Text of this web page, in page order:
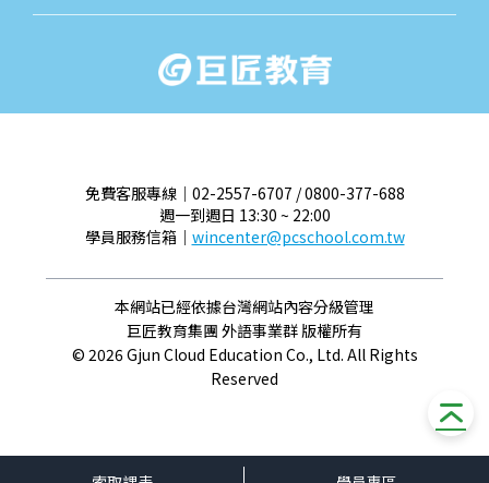
免費客服專線｜02-2557-6707 / 0800-377-688
週一到週日 13:30 ~ 22:00
學員服務信箱｜ wincenter@pcschool.com.tw
本網站已經依據台灣網站內容分級管理
巨匠教育集團 外語事業群 版權所有
© 2026 Gjun Cloud Education Co., Ltd. All Rights
Reserved